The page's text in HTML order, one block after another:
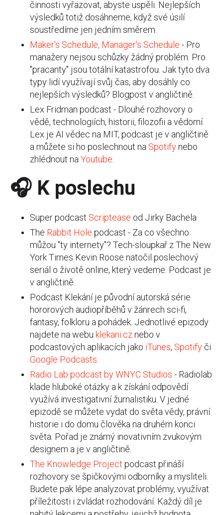
činnosti vyřazovat, abyste uspěli. Nejlepších
výsledků totiž dosáhneme, když své úsilí
soustředíme jen jedním směrem.
Maker's Schedule, Manager's Schedule - Pro
manažery nejsou schůzky žádný problém. Pro
"pracanty" jsou totální katastrofou. Jak tyto dva
typy lidí využívají svůj čas, aby dosáhly co
nejlepších výsledků? Blogpost v angličtině.
Lex Fridman podcast - Dlouhé rozhovory o
vědě, technologiích, historii, filozofii a vědomí.
Lex je AI vědec na MIT, podcast je v angličtině
a můžete si ho poslechnout na Spotifynebo
zhlédnout na Youtube
🎧 K poslechu
Super podcast Scriptease od Jirky Bachela
The Rabbit Hole podcast - Za co všechno
můžou "ty internety"? Tech-sloupkař z The New
York Times Kevin Roose natočil poslechový
seriál o životě online, který vedeme. Podcast je
v angličtině.
Podcast Klekání je původní autorská série
hororových audiopříběhů v žánrech sci-fi,
fantasy, folkloru a pohádek. Jednotlivé epizody
najdete na webu klekani.cz nebo v
podcastových aplikacích jako iTunes, Spotify či
Google Podcasts
Radio Lab podcast by WNYC Studios - Radiolab
klade hluboké otázky a k získání odpovědí
využívá investigativní žurnalistiku. V jedné
epizodě se můžete vydat do světa vědy, právní
historie i do domu člověka na druhém konci
světa. Pořad je známý inovativním zvukovým
designem a je v angličtině.
The Knowledge Project podcast přináší
rozhovory se špičkovými odborníky a mysliteli.
Budete pak lépe analyzovat problémy, využívat
příležitosti i zvládat rozhodování. Každý díl je